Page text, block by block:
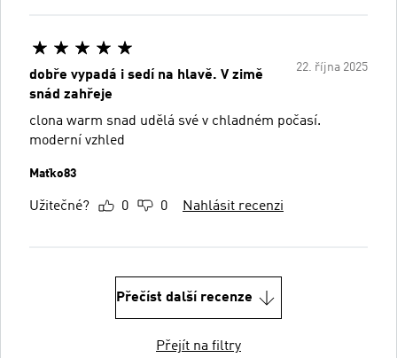
22. října 2025
dobře vypadá i sedí na hlavě. V zimě
snád zahřeje
clona warm snad udělá své v chladném počasí.
moderní vzhled
Maťko83
Užitečné? 0 0 Nahlásit recenzi
Přečíst další recenze
Přejít na filtry